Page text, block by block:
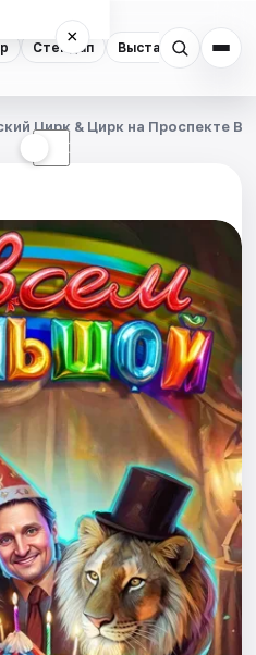
Стендап Выставки
×
☾
Цирк & Цирк на Проспекте